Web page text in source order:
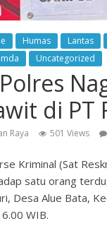
Humas Lantas
Uncategorized
di PT
Raya 501 Views
Kriminal (Sat
satu orang
Desa Alue Bata,
WIB.